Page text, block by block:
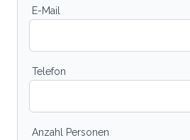
E-Mail
Telefon
Anzahl Personen